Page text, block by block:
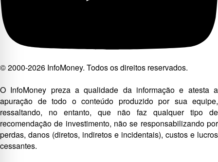
© 2000-2026 InfoMoney. Todos os direitos reservados.
O InfoMoney preza a qualidade da informação e atesta a
apuração de todo o conteúdo produzido por sua equipe,
ressaltando, no entanto, que não faz qualquer tipo de
recomendação de investimento, não se responsabilizando por
perdas, danos (diretos, indiretos e incidentais), custos e lucros
cessantes.